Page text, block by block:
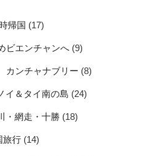
帰国 (17)
ビエンチャンへ (9)
ンチャナブリー (8)
イ＆タイ南の島 (24)
・網走・十勝 (18)
旅行 (14)